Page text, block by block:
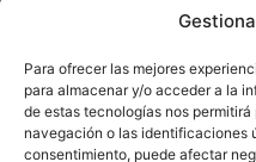
Para ofrecer las mejores
para almacenar y/o acceder a la
de estas tecnologías nos
navegación o las identificaciones
consentimiento, puede afectar
Aviso LegalPolítica de